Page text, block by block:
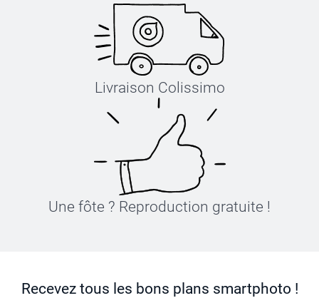
Livraison Colissimo
Une fôte ? Reproduction gratuite !
Recevez tous les bons plans smartphoto !